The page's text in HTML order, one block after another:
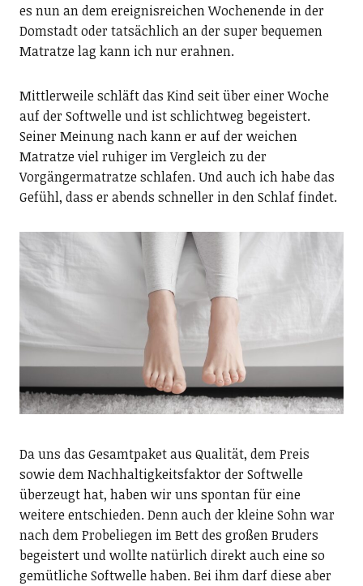
es nun an dem ereignisreichen Wochenende in der
Domstadt oder tatsächlich an der super bequemen
Matratze lag kann ich nur erahnen.
Mittlerweile schläft das Kind seit über einer Woche
auf der Softwelle und ist schlichtweg begeistert.
Seiner Meinung nach kann er auf der weichen
Matratze viel ruhiger im Vergleich zu der
Vorgängermatratze schlafen. Und auch ich habe das
Gefühl, dass er abends schneller in den Schlaf findet.
Da uns das Gesamtpaket aus Qualität, dem Preis
sowie dem Nachhaltigkeitsfaktor der Softwelle
überzeugt hat, haben wir uns spontan für eine
weitere entschieden. Denn auch der kleine Sohn war
nach dem Probeliegen im Bett des großen Bruders
begeistert und wollte natürlich direkt auch eine so
gemütliche Softwelle haben. Bei ihm darf diese aber